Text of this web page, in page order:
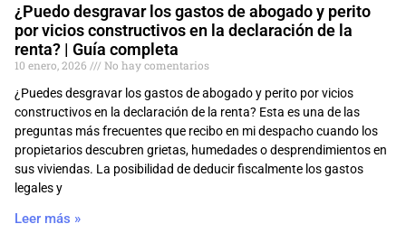
¿Puedo desgravar los gastos de abogado y perito
por vicios constructivos en la declaración de la
renta? | Guía completa
10 enero, 2026
No hay comentarios
¿Puedes desgravar los gastos de abogado y perito por vicios
constructivos en la declaración de la renta? Esta es una de las
preguntas más frecuentes que recibo en mi despacho cuando los
propietarios descubren grietas, humedades o desprendimientos en
sus viviendas. La posibilidad de deducir fiscalmente los gastos
legales y
Leer más »